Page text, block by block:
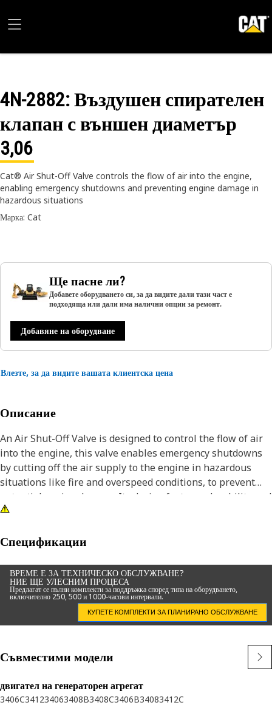
4N-2882: Въздушен спирателен
клапан с външен диаметър
3,06
Cat® Air Shut-Off Valve controls the flow of air into the engine,
enabling emergency shutdowns and preventing engine damage in
hazardous situations
Марка: Cat
Ще пасне ли?
Добавете оборудването си, за да видите дали тази част е
подходяща или дали има налични опции за ремонт.
Добавяне на оборудване
Влезте, за да видите вашата клиентска цена
Описание
An Air Shut-Off Valve is designed to control the flow of air
into the engine, this valve enables emergency shutdowns
by cutting off the air supply to the engine in hazardous
situations like fire and overspeed conditions, to prevent
potential engine damage. Its design features durability and
reliability, ensuring consistent performance in demanding
engine and surrounding components, contributing to the
Attributes:
• Built with high-quality materials for durability.
• Resistance to wear and tear.
• Withstand mechanical stress and strain.
An Air Shut-Off Valve is used to control airflow into the
engine by enabling emergency shutdowns to prevent
Спецификации
ВРЕМЕ Е ЗА ТЕХНИЧЕСКО ОБСЛУЖВАНЕ?
НИЕ ЩЕ УЛЕСНИМ ПРОЦЕСА
Предлагат се пълни комплекти за поддръжка според типа на оборудването,
включително 250, 500 и 1000-часови интервали.
КУПЕТЕ КОМПЛЕКТИ ЗА ПЛАНИРАНО ОБСЛУЖВАНЕ
Съвместими модели
двигател на генераторен агрегат
3406C341234063408B3408C3406B34083412C